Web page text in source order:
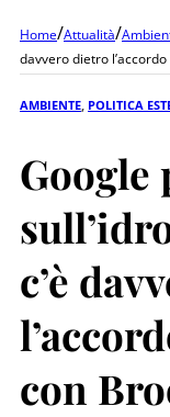
Home/Attualità/
davvero dietro
AMBIENTE POLITICA
Google
c’è
con